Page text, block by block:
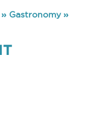
Gastronomy»